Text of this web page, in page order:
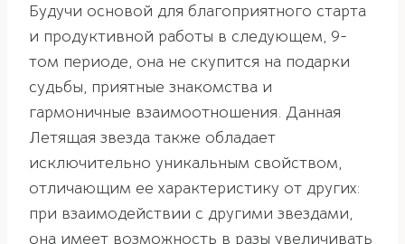
Будучи основой для благоприятного старта
и продуктивной работы в следующем, 9-
том периоде, она не скупится на подарки
судьбы, приятные знакомства и
гармоничные взаимоотношения. Данная
Летящая звезда также обладает
исключительно уникальным свойством,
отличающим ее характеристику от других:
при взаимодействии с другими звездами,
она имеет возможность в разы увеличивать